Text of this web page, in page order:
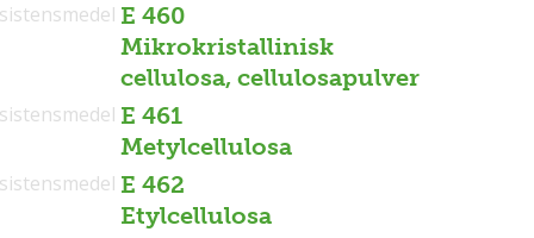
E 460
Mikrokristallinisk
cellulosa, cellulosapulver
E 461
Metylcellulosa
E 462
Etylcellulosa